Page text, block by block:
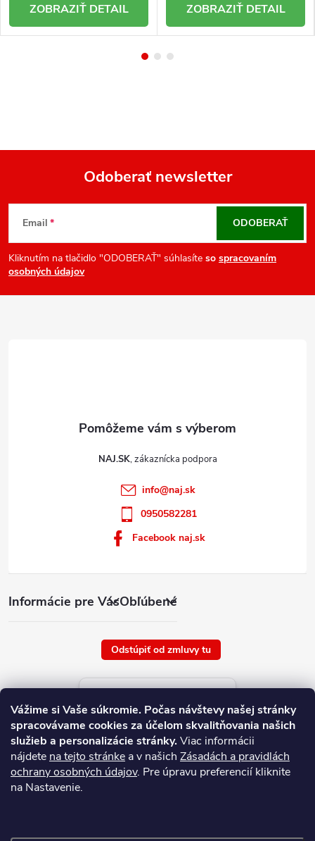
Vážime si Vaše súkromie. Počas návštevy našej stránky
spracovávame cookies za účelom skvalitňovania našich
služieb a personalizácie stránky.Viac informácii
nájdete na tejto stránke a v našich Zásadách a pravidlách
ochrany osobných údajov. Pre úpravu preferencií kliknite
na Nastavenie.
DETAIL DETAIL
i
Odoberať newsletter
Email
Kliknutím na tlačidlo "ODOBERAŤ" súhlasíte so spracovaním
osobných údajov
ODOBERAŤ
Informácie pre VásObľúbené
NAJ.SK
info@naj.sk
0950582281
Facebook naj.sk
Odstúpiť od zmluvy tu
Aktuálne ceny tovaru
platné od : 9/8/2026